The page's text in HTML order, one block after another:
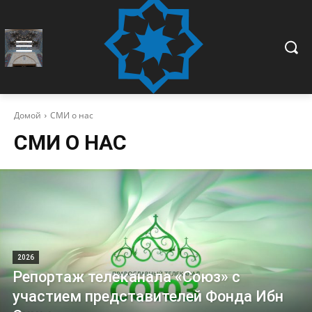
Домой СМИ о нас
СМИ О НАС
2026
Репортаж телеканала «Союз» с
участием представителей Фонда Ибн